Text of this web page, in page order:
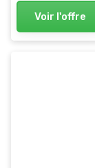
Voir l'offre